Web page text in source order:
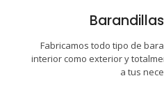
Fabricamos todo tipo de
interior como exterior y
a tus
Barandillas de
Barandillas de
Escaleras